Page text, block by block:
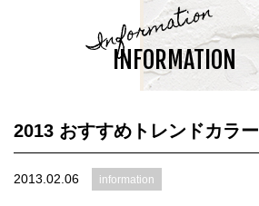
Information
INFORMATION
2013 おすすめトレンドカラー
2013.02.06 information